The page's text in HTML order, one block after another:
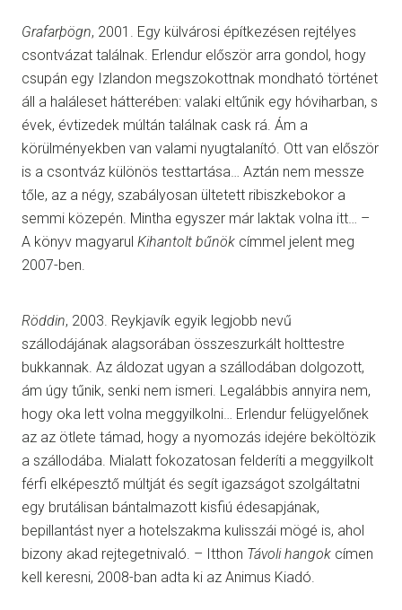
Grafarþögn, 2001. Egy külvárosi építkezésen rejtélyes
csontvázat találnak. Erlendur először arra gondol, hogy
csupán egy Izlandon megszokottnak mondható történet
áll a haláleset hátterében: valaki eltűnik egy hóviharban, s
évek, évtizedek múltán találnak cask rá. Ám a
körülményekben van valami nyugtalanító. Ott van először
is a csontváz különös testtartása… Aztán nem messze
tőle, az a négy, szabályosan ültetett ribiszkebokor a
semmi közepén. Mintha egyszer már laktak volna itt… –
A könyv magyarul Kihantolt bűnök címmel jelent meg
2007-ben.
Röddin, 2003. Reykjavík egyik legjobb nevű
szállodájának alagsorában összeszurkált holttestre
bukkannak. Az áldozat ugyan a szállodában dolgozott,
ám úgy tűnik, senki nem ismeri. Legalábbis annyira nem,
hogy oka lett volna meggyilkolni… Erlendur felügyelőnek
az az ötlete támad, hogy a nyomozás idejére beköltözik
a szállodába. Mialatt fokozatosan felderíti a meggyilkolt
férfi elképesztő múltját és segít igazságot szolgáltatni
egy brutálisan bántalmazott kisfiú édesapjának,
bepillantást nyer a hotelszakma kulisszái mögé is, ahol
bizony akad rejtegetnivaló. – Itthon Távoli hangok címen
kell keresni, 2008-ban adta ki az Animus Kiadó.